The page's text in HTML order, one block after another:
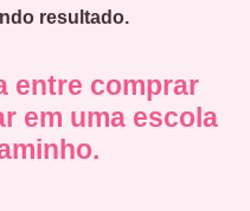
resultado.
entre comprar
em uma escola